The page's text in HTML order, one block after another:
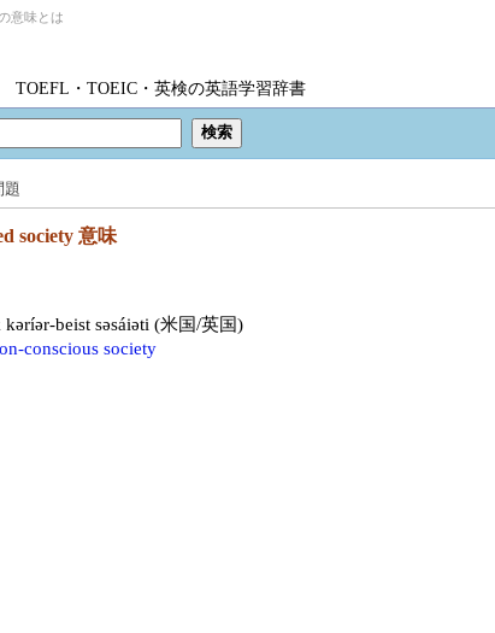
意味とは
TOEFL・TOEIC・英検の英語学習辞書
題
society 意味
beist səsáiəti (米国/英国)
conscious society